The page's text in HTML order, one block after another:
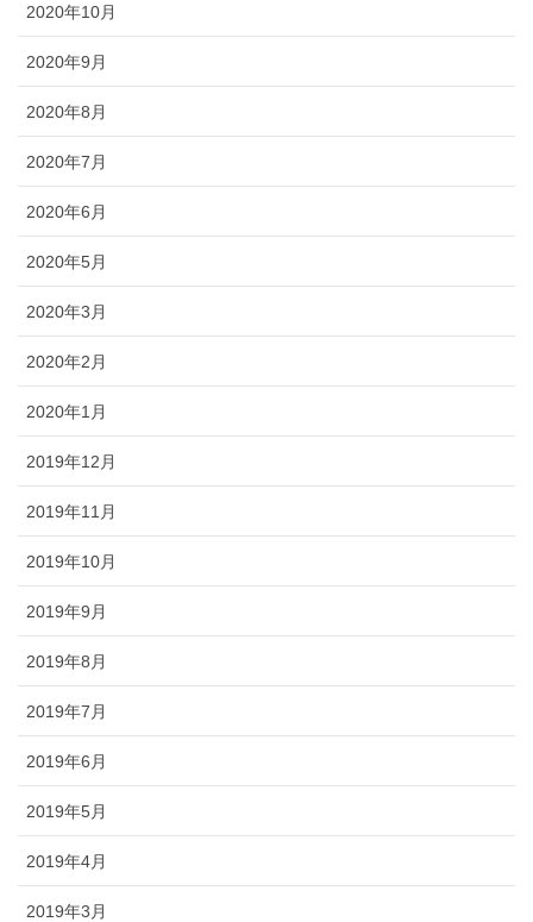
2020年10月
2020年9月
2020年8月
2020年7月
2020年6月
2020年5月
2020年3月
2020年2月
2020年1月
2019年12月
2019年11月
2019年10月
2019年9月
2019年8月
2019年7月
2019年6月
2019年5月
2019年4月
2019年3月